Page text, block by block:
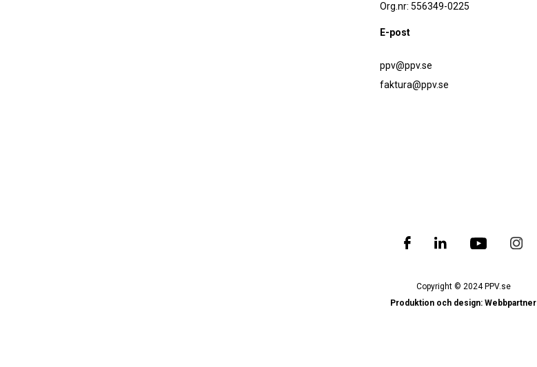
Org.nr: 556349-0225
E-post
ppv@ppv.se
faktura@ppv.se
Copyright © 2024 PPV.se
Produktion och design: Webbpartner